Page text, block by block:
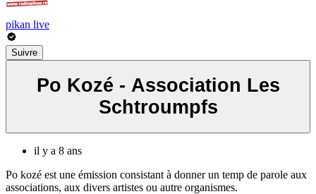
pikan live
Suivre
Po Kozé - Association Les
Schtroumpfs
il y a 8 ans
Po kozé est une émission consistant à donner un temp de parole aux
associations, aux divers artistes ou autre organismes.